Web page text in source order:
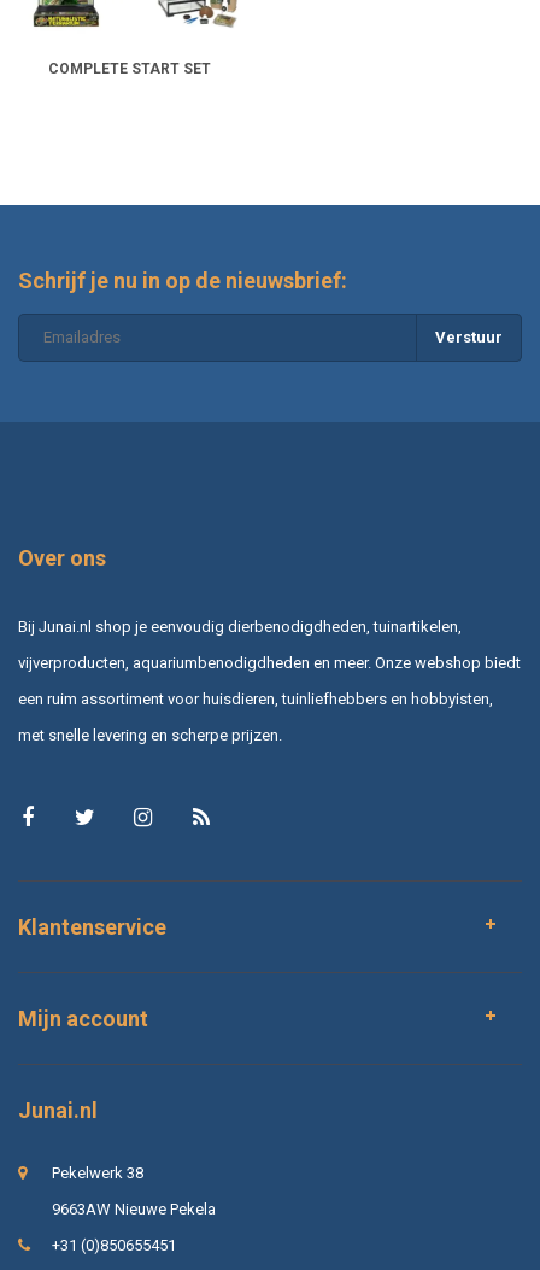
COMPLETE START SET
Schrijf je nu in op de nieuwsbrief:
Verstuur
Over ons
Bij Junai.nl shop je eenvoudig dierbenodigdheden, tuinartikelen,
vijverproducten, aquariumbenodigdheden en meer. Onze webshop biedt
een ruim assortiment voor huisdieren, tuinliefhebbers en hobbyisten,
met snelle levering en scherpe prijzen.
Klantenservice
Mijn account
Junai.nl
Pekelwerk 38
9663AW Nieuwe Pekela
+31 (0)850655451